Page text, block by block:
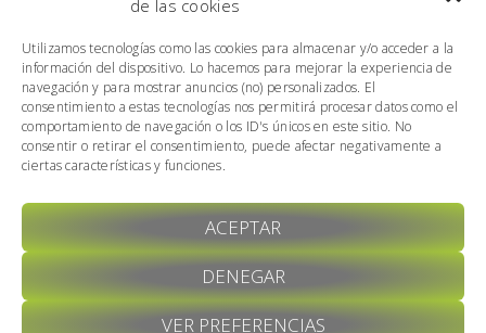
de las cookies
Utilizamos tecnologías como las cookies para almacenar y/o acceder a la
información del dispositivo. Lo hacemos para mejorar la experiencia de
navegación y para mostrar anuncios (no) personalizados. El
consentimiento a estas tecnologías nos permitirá procesar datos como el
comportamiento de navegación o los ID's únicos en este sitio. No
consentir o retirar el consentimiento, puede afectar negativamente a
ciertas características y funciones.
ACEPTAR
DENEGAR
VER PREFERENCIAS